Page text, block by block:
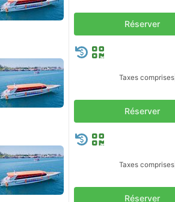
Réserver
Taxes comprises
Réserver
Taxes comprises
Réserver